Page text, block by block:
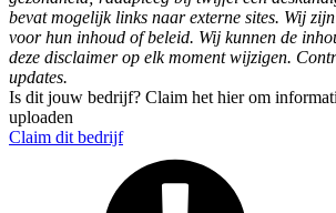
bevat mogelijk links naar externe sites. Wij
voor hun inhoud of beleid. Wij kunnen de
deze disclaimer op elk moment wijzigen.
updates.
Is dit jouw bedrijf? Claim het hier om
uploaden
Claim dit bedrijf